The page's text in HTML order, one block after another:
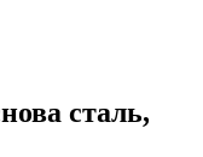
сталь,